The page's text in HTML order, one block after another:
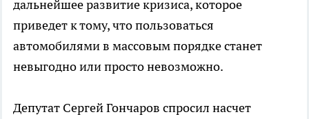
дальнейшее развитие кризиса, которое
приведет к тому, что пользоваться
автомобилями в массовым порядке станет
невыгодно или просто невозможно.
Депутат Сергей Гончаров спросил насчет